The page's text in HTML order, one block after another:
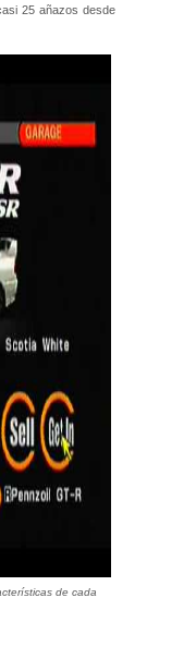
25 añazos desde
de cada